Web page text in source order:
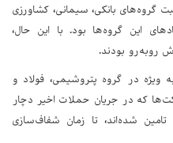
گروه‌های بانکی، سیمانی، کشاورزی
این گروه‌ها بود. با این حال،
روبه‌رو بودند.
از 40 نماد بزرگ به ویژه در گروه پتروشیمی، فولاد و
که در جریان حملات اخیر دچار
شده‌اند، تا زمان شفاف‌سازی